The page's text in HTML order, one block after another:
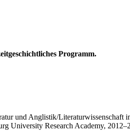
Programm.
und Anglistik/
University Research Academy,